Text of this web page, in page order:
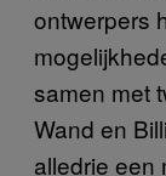
ontwerpers
samen met
Wand en
alledrie een